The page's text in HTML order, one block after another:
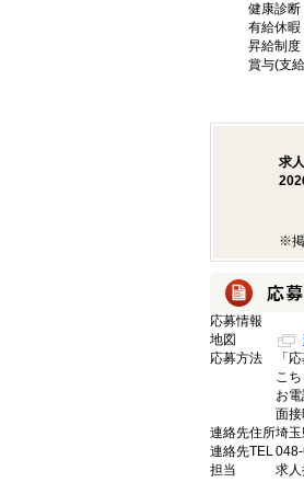
健康診断
有給休暇
昇給制度
賞与(支
求
※掲
応募情報
地図
応募方法
「
こ
お
面接
連絡先住所埼
連絡先TEL
担当
求人